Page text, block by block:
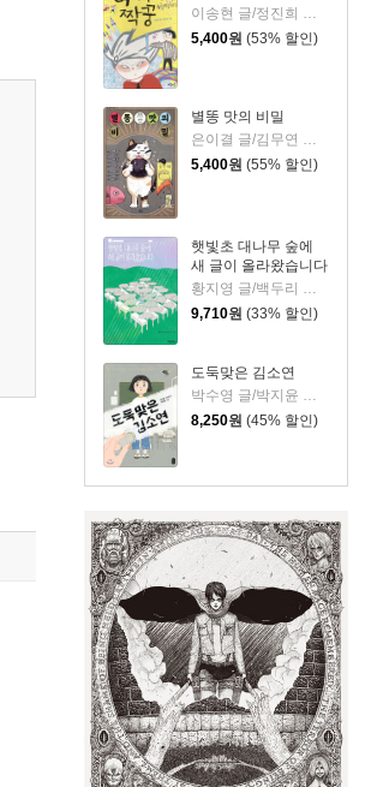
5,400원 (53% 할인)
별똥 맛의 비밀
은이결 글/김무연 그림
5,400원 (55% 할인)
햇빛초 대나무 숲에
새 글이 올라왔습니다
9,710원 (33% 할인)
도둑맞은 김소연
박수영 글/박지윤 그림
8,250원 (45% 할인)